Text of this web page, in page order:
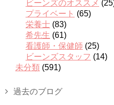
ビーンズのオススメ
プライベート (65)
栄養士 (83)
希先生 (61)
看護師・保健師 (25)
ビーンズスタッフ (14)
未分類 (591)
過去のブログ